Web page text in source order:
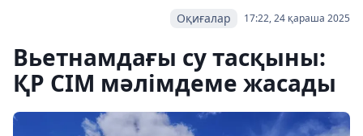
17:22, 24 қараша 2025
Оқиғалар
Вьетнамдағы су тасқыны:
ҚР СІМ мәлімдеме жасады